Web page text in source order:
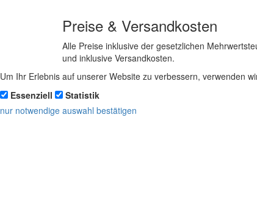
Preise & Versandkosten
Alle Preise inklusive der gesetzlichen
und inklusive Versandkosten.
Um Ihr Erlebnis auf unserer Website zu verbessern, verwenden
Essenziell
Statistik
nur notwendige auswahl bestätigen